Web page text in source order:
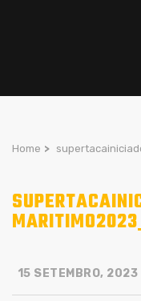
Home >
15 SETEMBRO, 2023